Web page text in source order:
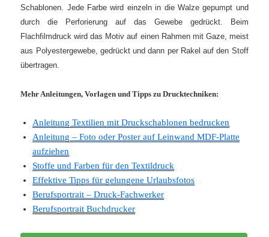
Schablonen. Jede Farbe wird einzeln in die Walze gepumpt und
durch die Perforierung auf das Gewebe gedrückt. Beim
Flachfilmdruck wird das Motiv auf einen Rahmen mit Gaze, meist
aus Polyestergewebe, gedrückt und dann per Rakel auf den Stoff
übertragen.
Mehr Anleitungen, Vorlagen und Tipps zu Drucktechniken:
Anleitung Textilien mit Druckschablonen bedrucken
Anleitung – Foto oder Poster auf Leinwand MDF-Platte
aufziehen
Stoffe und Farben für den Textildruck
Effektive Tipps für gelungene Urlaubsfotos
Berufsportrait – Druck-Fachwerker
Berufsportrait Buchdrucker